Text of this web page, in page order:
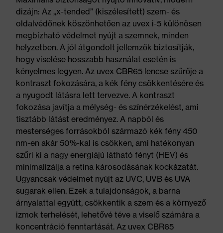
dizájn: Az „x-tended” (kiszélesített) szem- és
oldalvédőnek köszönhetően az uvex i-5 különösen
megbízható védelmet nyújt a szemnek, minden
helyzetben. A jól átgondolt jellemzők biztosítják,
hogy viselése hosszabb használat esetén is
kényelmes legyen. Az uvex CBR65 lencse szűrője a
kontraszt fokozására, a kék fény csökkentésére és
a nyugodt látásra lett tervezve. A kontraszt
fokozása javítja a mélység- és színérzékelést, ami
tisztább látást eredményez. A napból és
mesterséges forrásokból származó kék fény 450
nm-en akár 50%-kal is csökken, ami hatékonyan
szűri ki a nagy energiájú látható fényt (HEV) és
minimalizálja a retina károsodásának kockázatát.
Ugyancsak védelmet nyújt az UVC, UVB és UVA
sugarak ellen. Ezek a tulajdonságok, a barna
árnyalattal együtt, csökkentik a szem és a környező
izmok terhelését, lehetővé téve a viselő számára a
koncentráció fenntartását. Az uvex CBR65